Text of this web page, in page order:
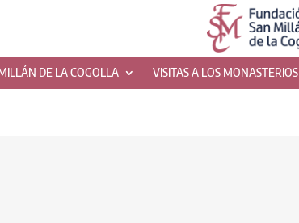
DE LA COGOLLA VISITAS A LOS MONASTERIOS